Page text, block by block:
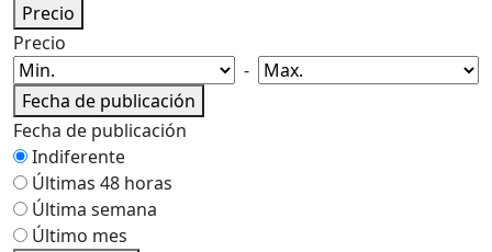
Precio
Precio
-
Fecha de publicación
Fecha de publicación
Indiferente
Últimas 48 horas
Última semana
Último mes